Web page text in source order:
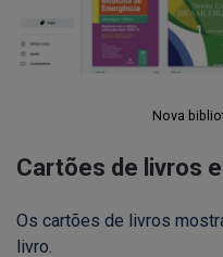
Nova
Cartões de livros
Os cartões de livros
livro.